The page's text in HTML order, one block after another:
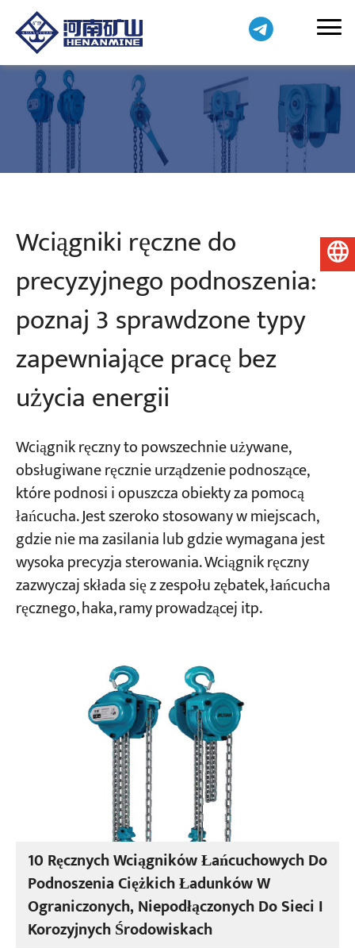
Wciągniki ręczne do
precyzyjnego podnoszenia:
poznaj 3 sprawdzone typy
zapewniające pracę bez
użycia energii
Wciągnik ręczny to powszechnie używane,
obsługiwane ręcznie urządzenie podnoszące,
które podnosi i opuszcza obiekty za pomocą
łańcucha. Jest szeroko stosowany w miejscach,
gdzie nie ma zasilania lub gdzie wymagana jest
wysoka precyzja sterowania. Wciągnik ręczny
zazwyczaj składa się z zespołu zębatek, łańcucha
ręcznego, haka, ramy prowadzącej itp.
10 Ręcznych Wciągników Łańcuchowych Do
Podnoszenia Ciężkich Ładunków W
Ograniczonych, Niepodłączonych Do Sieci I
Korozyjnych Środowiskach
Polski